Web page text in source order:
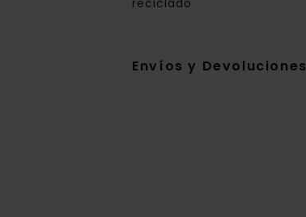
reciclado
Envíos y Devoluciones